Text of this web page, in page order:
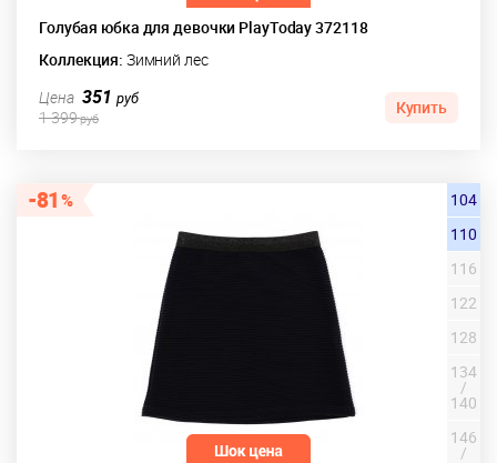
Голубая юбка для девочки PlayToday 372118
Коллекция: Зимний лес
Цена 351руб
1 399руб
Купить
81
104
110
116
122
128
134
/
140
146
/